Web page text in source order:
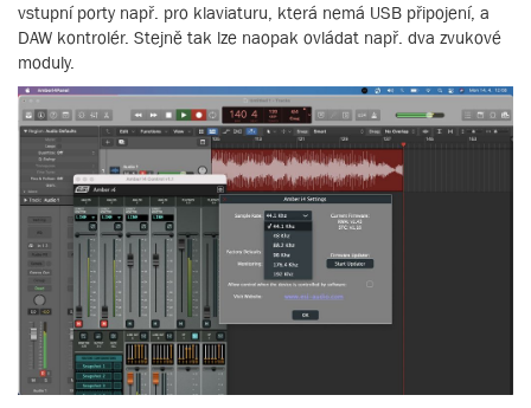
vstupní porty např. pro klaviaturu, která nemá USB připojení, a
DAW kontrolér. Stejně tak lze naopak ovládat např. dva zvukové
moduly.